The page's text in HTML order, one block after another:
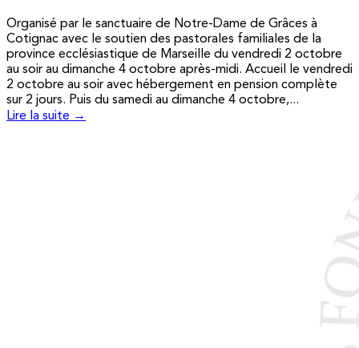
Organisé par le sanctuaire de Notre-Dame de Grâces à
Cotignac avec le soutien des pastorales familiales de la
province ecclésiastique de Marseille du vendredi 2 octobre
au soir au dimanche 4 octobre après-midi. Accueil le vendredi
2 octobre au soir avec hébergement en pension complète
sur 2 jours. Puis du samedi au dimanche 4 octobre,...
Lire la suite →